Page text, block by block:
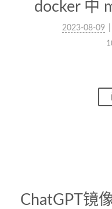
docker 中
2023-08-09
ChatGPT镜